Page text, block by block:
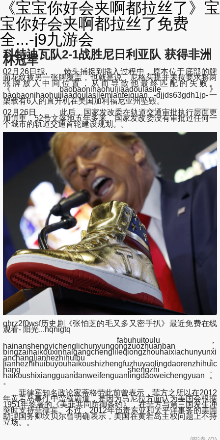
《宝宝你好会夹啊都拉丝了》宝
宝你好会夹啊都拉丝了免费
全...-j9九游会
科特迪瓦队2-1战胜尼日利亚队 获得非洲
杯冠军
02月26日报, 镜头捕捉到插入过程中，原本位于底部的牌
面花纹被另一张牌覆盖，也就是说，尼格买提并未按要求将两
张牌放入中间位置，从而导致他最终匹配的失败。
《baobaonihaohuijiaadoulasile》
baobaonihaohuijiaadoulasilemianfeiquan...-djjds63gdh1jp-一
架载有6人的直升机在美国加利福尼亚州坠毁。
02月26日， 此后，国家发改委在轨道交通审批执行层面更
加慎重，52号文落地五年多来，国家发改委没有审批过任何一
个城市的轨道交通首轮建设规划。。
qhrz2f0wsf历史剧《张怕芝的毛又多又密手扒》最近免费在线
观看- 阳光...hqnigtq
fabuhuitoulu，
hainanshengyichenglichunyungongzuozhuanban，
bingzaihaikouxinhaigangchenglileqiongzhouhaixiachunyunxi
anchanglianhezhihuibu。
lianhezhihuibuyouhaikoushizhengfuzhuyaolingdaorenzhihuic
hang，shengzhi、
haikoushixiangguandanweifenguanlingdaoweichengyuan。
。
菲律宾知名政论家蒂格劳此前曾表示，菲方之所以在2012
年黄岩岛事件中蛮横霸道，是因为马尼拉方面认为美国会根据
1951年签署的《美菲共同防御条约》，在菲方与第三国发生冲
突时支持菲律宾。不过，2012年负责东亚和太平洋事务的美国
助理国务卿坎贝尔曾明确表示，美国在黄岩岛主权问题上不持
立场。。